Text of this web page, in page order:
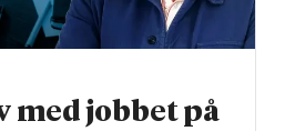
med jobbet på